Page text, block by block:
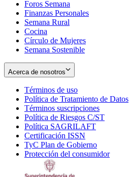
window
Foros Semana
Finanzas Personales
Semana Rural
Cocina
Círculo de Mujeres
Semana Sostenible
Acerca de nosotros
Términos de uso
in
new
window
Política de Tratamiento de Datos
Términos suscripciones
in
Política de Riesgos C/ST
Política SAGRILAFT
new
window
Certificación ISSN
in
new
TyC Plan de Gobierno
in
Protección del consumidorOpens